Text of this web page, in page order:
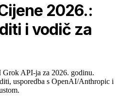
2026.:
i vodič za
API-ja za 2026. godinu.
usporedba s OpenAI/Anthropic i